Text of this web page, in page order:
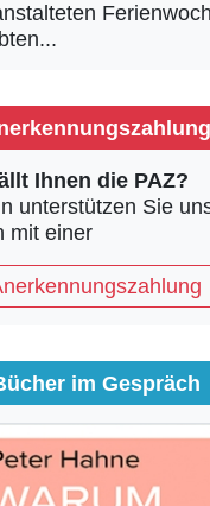
Ihnen die PAZ?
unterstützen Sie
mit einer
im Gespräch